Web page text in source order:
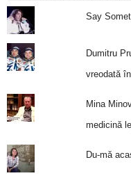
Say
Dumitru
vreodată
Mina
medicină
Du-mă